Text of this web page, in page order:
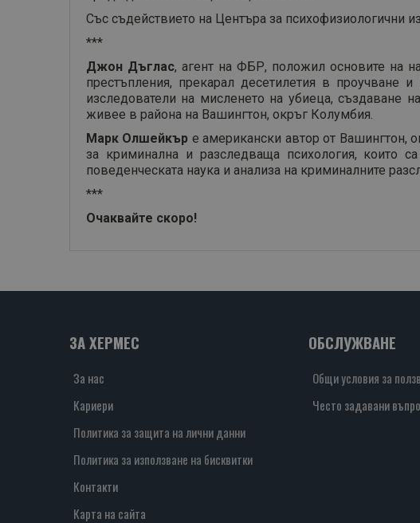
Със съдействието на Центъра за психофизиологични
***
Джон Дъглас, агент на ФБР, положил основите на
престъпления, прекарал десетилетия в проучване
изследователи на мисленето на убиеца,
живее в района на Вашингтон, окръг Колумбия.
Марк Олшейкър е американски автор от Вашингтон,
за криминална и разследваща психология, които
поведенческата наука и анализа на криминалните
***
Очаквайте скоро!
ЗА ХЕРМЕС
За нас
Кариери
Политика за защита на лични данни
Политика за използване на бисквитки
Контакти
Карта на сайта
ОБСЛУЖВАНЕ
Общи условия за
Често задавани